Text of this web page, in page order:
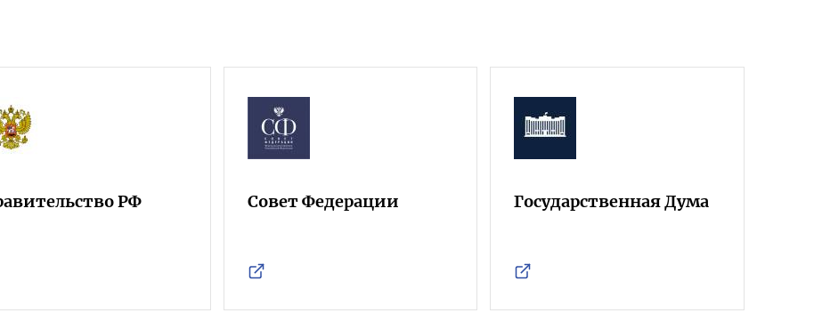
РФ Совет Федерации Государственная Дума